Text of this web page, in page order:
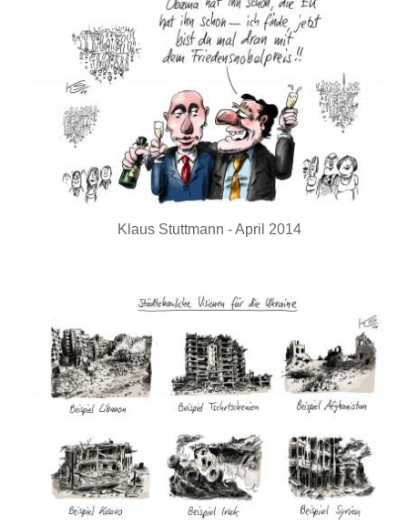
Klaus Stuttmann - April 2014